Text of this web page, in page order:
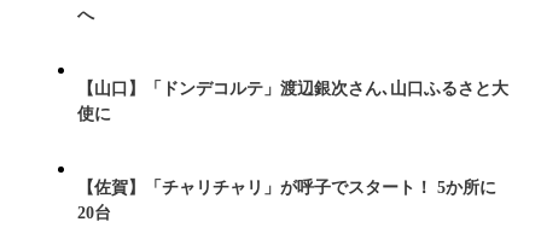
へ
【山口】「ドンデコルテ」渡辺銀次さん､山口ふるさと大
使に
【佐賀】「チャリチャリ」が呼子でスタート！ 5か所に
20台